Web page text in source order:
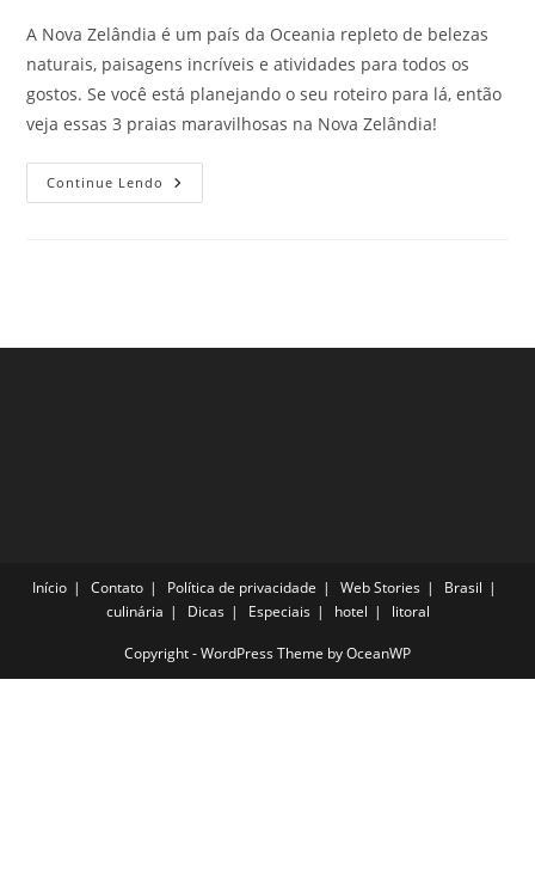
A Nova Zelândia é um país da Oceania repleto de belezas
naturais, paisagens incríveis e atividades para todos os
gostos. Se você está planejando o seu roteiro para lá, então
veja essas 3 praias maravilhosas na Nova Zelândia!
Continue Lendo
Praias
Ano
Início Contato Política de privacidade Web Stories
Brasil
culinária
Dicas Especiais hotel litoral
Copyright - WordPress Theme by OceanWP